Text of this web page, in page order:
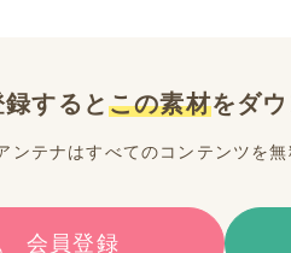
録するとこの素材をダウ
ンテナはすべてのコンテンツを無
会員登録